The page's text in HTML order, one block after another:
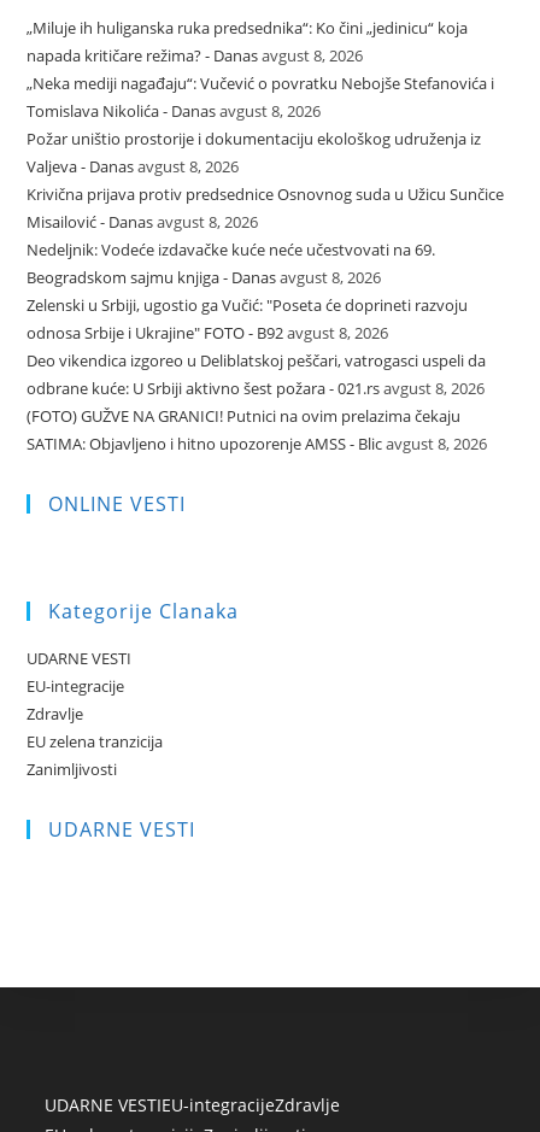
„Miluje ih huliganska ruka predsednika“: Ko čini „jedinicu“ koja
napada kritičare režima? - Danasavgust 8, 2026
„Neka mediji nagađaju“: Vučević o povratku Nebojše Stefanovića i
Tomislava Nikolića - Danasavgust 8, 2026
Požar uništio prostorije i dokumentaciju ekološkog udruženja iz
Valjeva - Danasavgust 8, 2026
Krivična prijava protiv predsednice Osnovnog suda u Užicu Sunčice
Misailović - Danasavgust 8, 2026
Nedeljnik: Vodeće izdavačke kuće neće učestvovati na 69.
Beogradskom sajmu knjiga - Danasavgust 8, 2026
Zelenski u Srbiji, ugostio ga Vučić: "Poseta će doprineti razvoju
odnosa Srbije i Ukrajine" FOTO - B92avgust 8, 2026
Deo vikendica izgoreo u Deliblatskoj peščari, vatrogasci uspeli da
odbrane kuće: U Srbiji aktivno šest požara - 021.rsavgust 8, 2026
(FOTO) GUŽVE NA GRANICI! Putnici na ovim prelazima čekaju
SATIMA: Objavljeno i hitno upozorenje AMSS - Blicavgust 8, 2026
ONLINE VESTI
Kategorije Clanaka
UDARNE VESTI
EU-integracije
Zdravlje
EU zelena tranzicija
Zanimljivosti
UDARNE VESTI
UDARNE VESTIEU-integracijeZdravlje